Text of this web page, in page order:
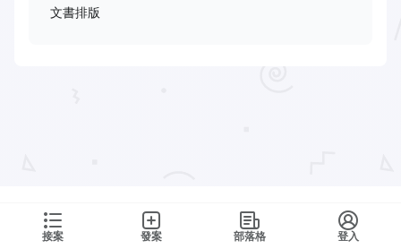
接案 發案 部落格 登入
文書排版